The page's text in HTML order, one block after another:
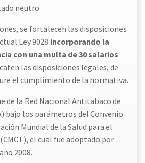
neutro.
se fortalecen las disposiciones
Ley 9028 incorporando la
con una multa de 30 salarios
las disposiciones legales, de
el cumplimiento de la normativa.
de la Red Nacional Antitabaco de
bajo los parámetros del Convenio
Mundial de la Salud para el
el cual fue adoptado por
2008.